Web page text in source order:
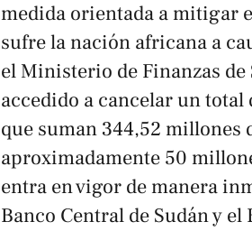
medida orientada a mitigar
sufre la nación africana a
el Ministerio de Finanzas
accedido a cancelar un
que suman 344,52 millones
aproximadamente 50
entra en vigor de manera
Banco Central de Sudán y